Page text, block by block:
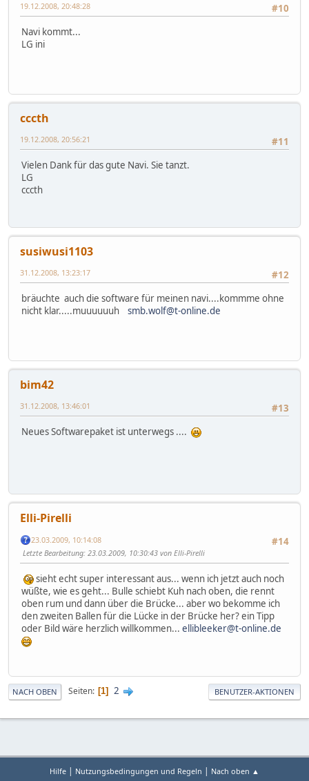
#10
19.12.2008, 20:48:28
Navi kommt...
LG ini
cccth
#11
19.12.2008, 20:56:21
Vielen Dank für das gute Navi. Sie tanzt.
LG
cccth
susiwusi1103
#12
31.12.2008, 13:23:17
bräuchte auch die software für meinen navi....kommme ohne
nicht klar.....muuuuuuh smb.wolf@t-online.de
bim42
#13
31.12.2008, 13:46:01
Neues Softwarepaket ist unterwegs ....
Elli-Pirelli
#14
23.03.2009, 10:14:08
Letzte Bearbeitung: 23.03.2009, 10:30:43 von Elli-Pirelli
sieht echt super interessant aus... wenn ich jetzt auch noch
wüßte, wie es geht... Bulle schiebt Kuh nach oben, die rennt
oben rum und dann über die Brücke... aber wo bekomme ich
den zweiten Ballen für die Lücke in der Brücke her? ein Tipp
oder Bild wäre herzlich willkommen... ellibleeker@t-online.de
NACH OBEN Seiten 1 2 BENUTZER-AKTIONEN
Hilfe | Nutzungsbedingungen und Regeln | Nach oben ▲